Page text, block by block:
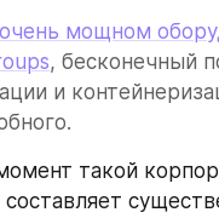
очень мощном
, бесконечный
и
такой